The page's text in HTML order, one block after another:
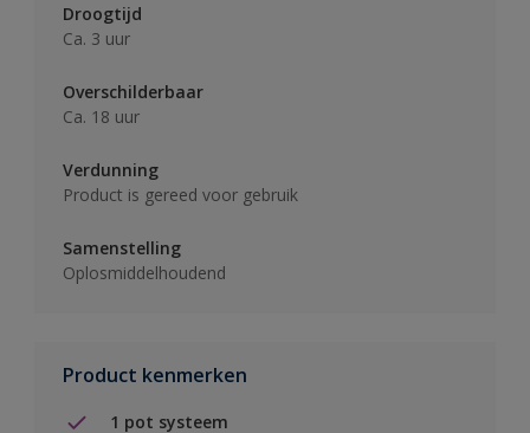
Droogtijd
Ca. 3 uur
Overschilderbaar
Ca. 18 uur
Verdunning
Product is gereed voor gebruik
Samenstelling
Oplosmiddelhoudend
Product kenmerken
1 pot systeem